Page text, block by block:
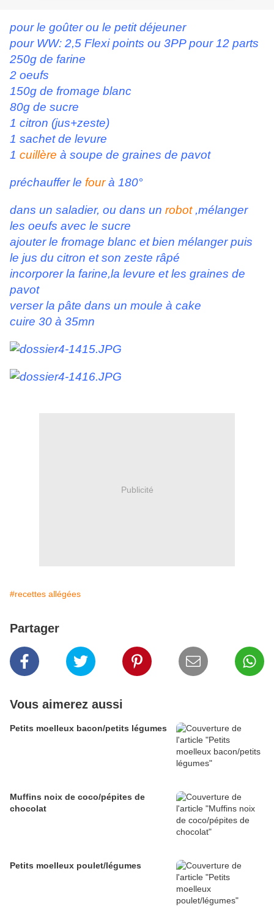
pour le goûter ou le petit déjeuner
pour WW: 2,5 Flexi points ou 3PP pour 12 parts
250g de farine
2 oeufs
150g de fromage blanc
80g de sucre
1 citron (jus+zeste)
1 sachet de levure
1 cuillère à soupe de graines de pavot
préchauffer le fourà 180°
dans un saladier, ou dans un robot,mélanger
les oeufs avec le sucre
ajouter le fromage blanc et bien mélanger puis
le jus du citron et son zeste râpé
incorporer la farine,la levure et les graines de
pavot
verser la pâte dans un moule à cake
cuire 30 à 35mn
Publicité
#recettes allégées
Partager
Vous aimerez aussi
Petits moelleux bacon/petits légumes
Muffins noix de coco/pépites de
chocolat
Petits moelleux poulet/légumes